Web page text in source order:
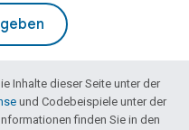
Inhalte dieser Seite unter der
und Codebeispiele unter der
finden Sie in den